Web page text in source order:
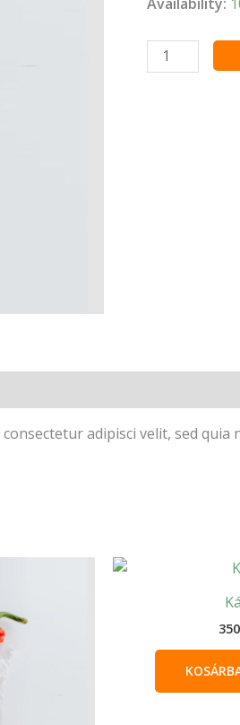
adipisci velit, sed